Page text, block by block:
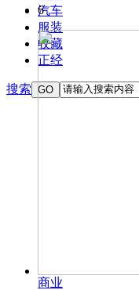
汽车
服装
收藏
正经
搜索 GO
6
商业